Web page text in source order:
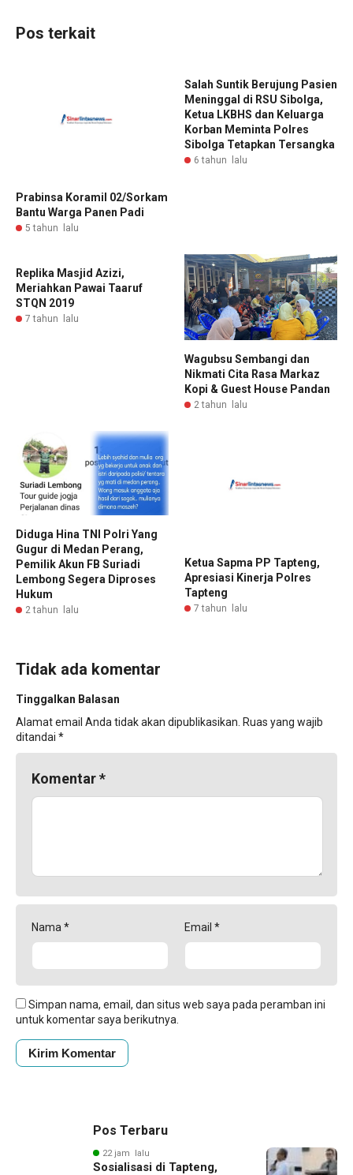
Pos terkait
Prabinsa Koramil 02/Sorkam
Bantu Warga Panen Padi
5 tahun lalu
Salah Suntik Berujung Pasien
Meninggal di RSU Sibolga,
Ketua LKBHS dan Keluarga
Korban Meminta Polres
Sibolga Tetapkan Tersangka
6 tahun lalu
Replika Masjid Azizi,
Meriahkan Pawai Taaruf
STQN 2019
7 tahun lalu
Wagubsu Sembangi dan
Nikmati Cita Rasa Markaz
Kopi & Guest House Pandan
2 tahun lalu
Diduga Hina TNI Polri Yang
Gugur di Medan Perang,
Pemilik Akun FB Suriadi
Lembong Segera Diproses
Hukum
2 tahun lalu
Ketua Sapma PP Tapteng,
Apresiasi Kinerja Polres
Tapteng
7 tahun lalu
Tidak ada komentar
Tinggalkan Balasan
Alamat email Anda tidak akan dipublikasikan. Ruas yang wajib
ditandai *
Komentar*
Nama * Email *
Simpan nama, email, dan situs web saya pada peramban ini
untuk komentar saya berikutnya.
Pos Terbaru
22 jam lalu
Sosialisasi di Tapteng,